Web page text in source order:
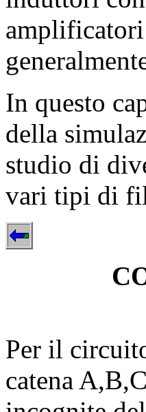
In questo
della
studio di
vari tipi di
Per il
catena